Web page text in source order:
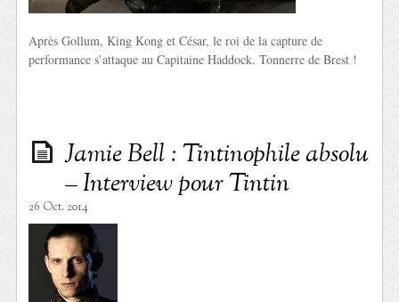
Après Gollum, King Kong et César, le roi de la capture de
performance s’attaque au Capitaine Haddock. Tonnerre de Brest !
Jamie Bell : Tintinophile absolu
– Interview pour Tintin
26 Oct. 2014